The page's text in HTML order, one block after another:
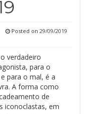
Posted on 29/09/2019
verdadeiro
para o
para o mal, é a
A forma como
de
iconoclastas, em